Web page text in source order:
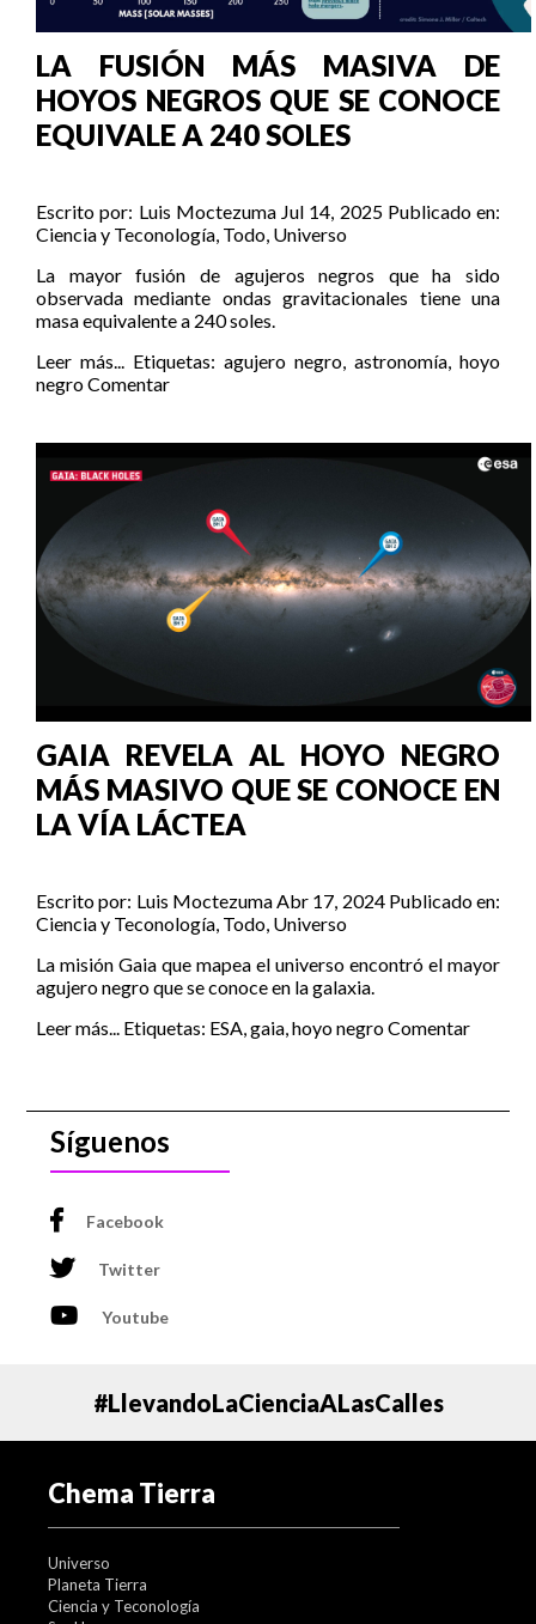
LA FUSIÓN MÁS MASIVA DE
HOYOS NEGROS QUE SE CONOCE
EQUIVALE A 240 SOLES
Escrito por: Luis Moctezuma Jul 14, 2025 Publicado en:
Ciencia y Teconología, Todo, Universo
La mayor fusión de agujeros negros que ha sido
observada mediante ondas gravitacionales tiene una
masa equivalente a 240 soles.
Leer más... Etiquetas: agujero negro, astronomía, hoyo
negroComentar
GAIA REVELA AL HOYO NEGRO
MÁS MASIVO QUE SE CONOCE EN
LA VÍA LÁCTEA
Escrito por: Luis MoctezumaAbr 17, 2024 Publicado en:
Ciencia y Teconología, Todo, Universo
La misión Gaia que mapea el universo encontró el mayor
agujero negro que se conoce en la galaxia.
Leer más... Etiquetas: ESA,gaia,hoyo negroComentar
Síguenos
Facebook
Twitter
Youtube
#LlevandoLaCienciaALasCalles
Chema Tierra
Universo
Planeta Tierra
Ciencia y Teconología